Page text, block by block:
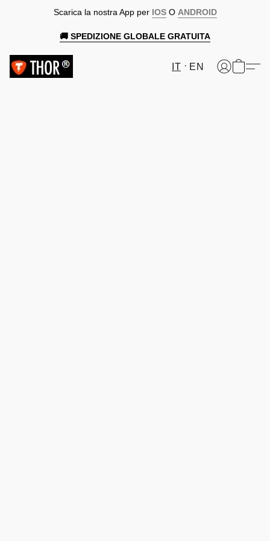
Scarica la nostra App per IOSO ANDROID
🚚 SPEDIZIONE GLOBALE GRATUITA
IT EN